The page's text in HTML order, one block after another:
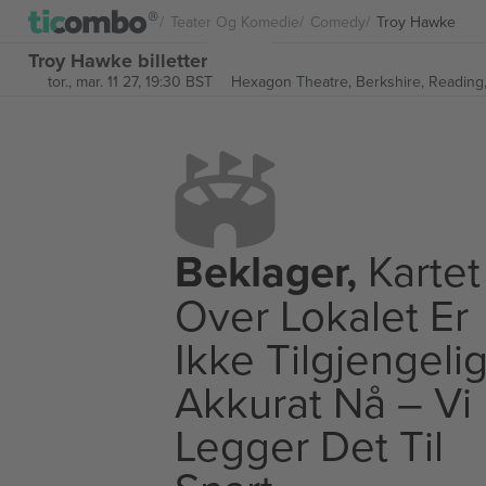
Teater Og Komedie Comedy Troy Hawke
Troy Hawke billetter
tor., mar. 11 27, 19:30 BST Hexagon Theatre, Berkshire,
Beklager, Kartet
Over Lokalet Er
Ikke Tilgjengelig
Akkurat Nå – Vi
Legger Det Til